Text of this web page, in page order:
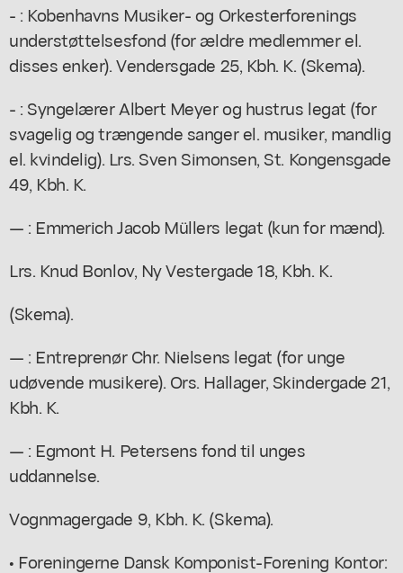
- : Kobenhavns Musiker- og Orkesterforenings
understøttelsesfond (for ældre medlemmer el.
disses enker). Vendersgade 25, Kbh. K. (Skema).
- : Syngelærer Albert Meyer og hustrus legat (for
svagelig og trængende sanger el. musiker, mandlig
el. kvindelig). Lrs. Sven Simonsen, St. Kongensgade
49, Kbh. K.
— : Emmerich Jacob Müllers legat (kun for mænd).
Lrs. Knud Bonlov, Ny Vestergade 18, Kbh. K.
(Skema).
— : Entreprenør Chr. Nielsens legat (for unge
udøvende musikere). Ors. Hallager, Skindergade 21,
Kbh. K.
— : Egmont H. Petersens fond til unges
uddannelse.
Vognmagergade 9, Kbh. K. (Skema).
• Foreningerne Dansk Komponist-Forening Kontor: